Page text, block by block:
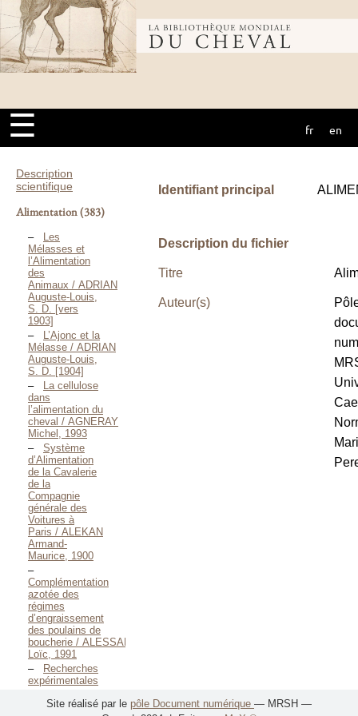
Bibliothèque
mondiale du
cheval
☰ fr en
Description
scientifique
Alimentation(383)
Les
Mélasses et
l’Alimentation
des
Animaux / ADRIAN
Auguste-Louis,
S. D. [vers
1903]
L’Ajonc et la
Mélasse / ADRIAN
Auguste-Louis,
S. D. [1904]
La cellulose
dans
l’alimentation du
cheval / AGNERAY
Michel, 1993
Système
d’Alimentation
de la Cavalerie
de la
Compagnie
générale des
Voitures à
Paris / ALEKAN
Armand-
Maurice, 1900
Complémentation
azotée des
régimes
d’engraissement
des poulains de
boucherie / ALESSANDRI
Loïc, 1991
Recherches
expérimentales
l’Alimentation et
Identifiant principal
Description du fichier
Titre
Auteur(s)
Site réalisé par le pôle Document numérique — MRSH —